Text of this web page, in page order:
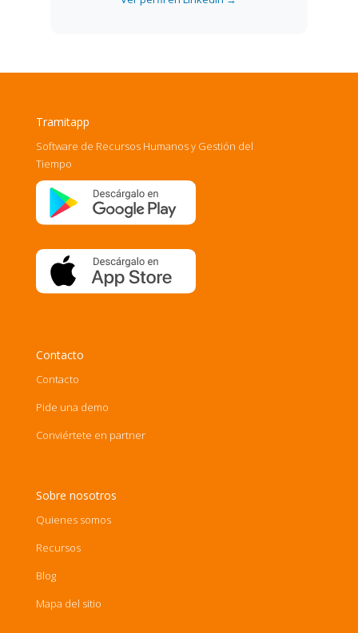
Tramitapp
Software de Recursos Humanos y Gestión del
Tiempo
Contacto
Contacto
Pide una demo
Conviértete en partner
Sobre nosotros
Quienes somos
Recursos
Blog
Mapa del sitio